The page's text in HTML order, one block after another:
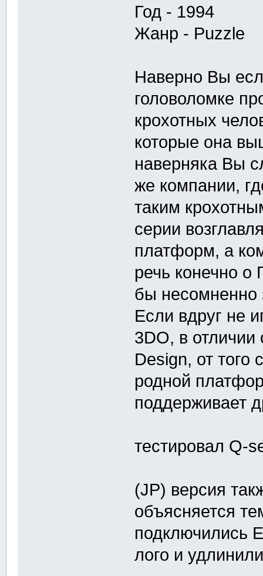
Год - 1994
Жанр - Puzzle
Наверно Вы
головоломке
крохотных
которые она
наверняка Вы
же компании,
таким
серии
платформ, а
речь конечно
бы несомненно
Если вдруг не
3DO, в отличии
Design, от того
родной
поддерживает
тестировал Q-
(JP) версия
объясняется
подключились
лого и